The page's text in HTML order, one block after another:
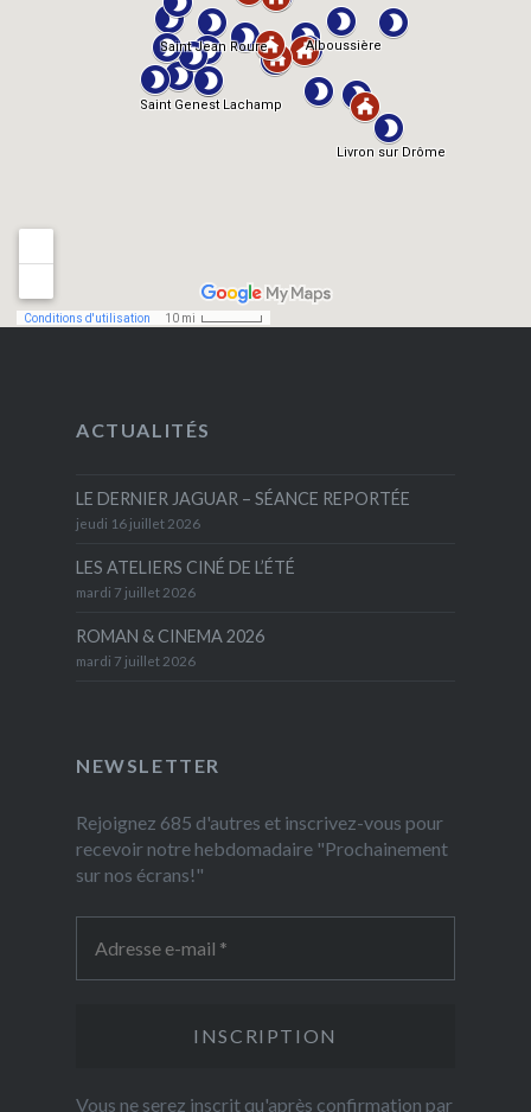
ACTUALITÉS
LE DERNIER JAGUAR – SÉANCE REPORTÉE
jeudi 16 juillet 2026
LES ATELIERS CINÉ DE L’ÉTÉ
mardi 7 juillet 2026
ROMAN & CINEMA 2026
mardi 7 juillet 2026
NEWSLETTER
Rejoignez 685 d'autres et inscrivez-vous pour
recevoir notre hebdomadaire "Prochainement
sur nos écrans!"
Vous ne serez inscrit qu'après confirmation par